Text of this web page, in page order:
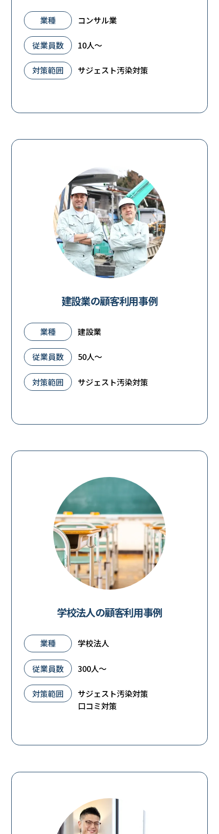
業種 コンサル業
従業員数 10人～
対策範囲 サジェスト汚染対策
建設業の顧客利用事例
業種 建設業
従業員数 50人～
対策範囲 サジェスト汚染対策
学校法人の顧客利用事例
業種 学校法人
従業員数 300人～
対策範囲
サジェスト汚染対策
口コミ対策